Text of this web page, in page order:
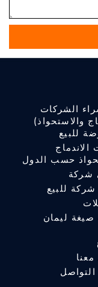
الشركات
والاستحواذ)
للبيع
حسب الدول
شركة
للبيع
ليمان